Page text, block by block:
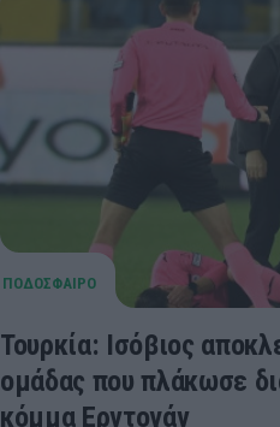
Τουρκία: Ισόβιος
ομάδας που πλάκωσε
κόμμα Ερντογάν